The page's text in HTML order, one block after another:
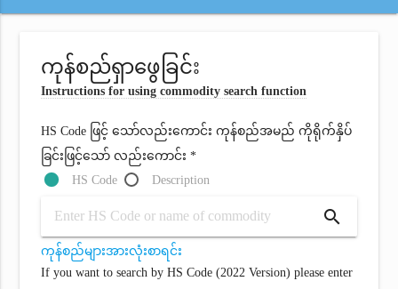
ကုန်စည်ရှာဖွေခြင်း
Instructions for using commodity search function
HS Code ဖြင့် သော်လည်းကောင်း ကုန်စည်အမည် ကိုရိုက်နှိပ်
ခြင်းဖြင့်သော် လည်းကောင်း *
HS Code
Description
search
ကုန်စည်များအားလုံးစာရင်း
If you want to search by HS Code (2022 Version) please enter